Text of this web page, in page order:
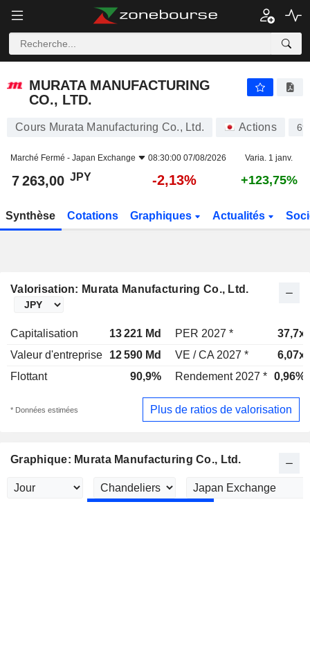
MURATA MANUFACTURING
CO., LTD.
Cours Murata Manufacturing Co., Ltd. Actions
Marché Fermé - Japan Exchange 08:30:00 07/08/2026 Varia. 1 janv.
7 263,00 JPY -2,13% +123,75%
Synthèse Cotations Graphiques Actualités
Valorisation: Murata Manufacturing Co., Ltd.
Capitalisation 13 221 Md PER 2027 *
37,7x
Valeur d'entreprise
12 590 Md VE / CA 2027 *
6,07x
Flottant
90,9% Rendement 2027 * 0,96%
* Données estimées Plus de ratios de valorisation
Graphique: Murata Manufacturing Co., Ltd.